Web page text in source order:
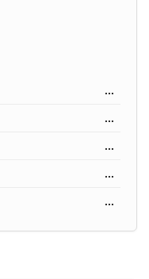
...
...
...
...
...